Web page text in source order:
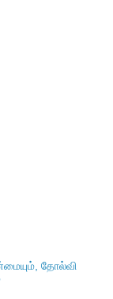
தோல்வி